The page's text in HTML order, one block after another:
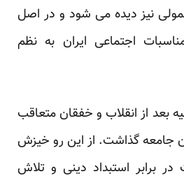
نیز دیده می شود و در اصل
اجتماعی ایران به نظم
بعد از انقلاب و خفقان متعاقب
جامعه گذاشت. از این رو خیزش
برابر استبداد دینی و تلاش